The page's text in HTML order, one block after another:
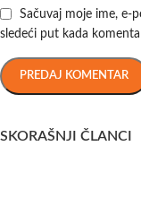
Sačuvaj moje ime, e-
sledeći put kada
SKORAŠNJI ČLANCI